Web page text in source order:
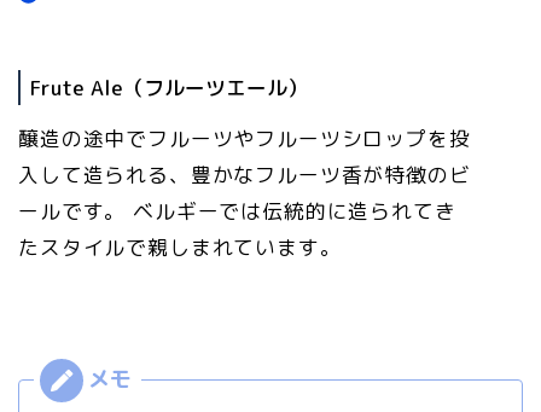
Frute Ale（フルーツエール）
醸造の途中でフルーツやフルーツシロップを投
入して造られる、豊かなフルーツ香が特徴のビ
ールです。 ベルギーでは伝統的に造られてき
たスタイルで親しまれています。